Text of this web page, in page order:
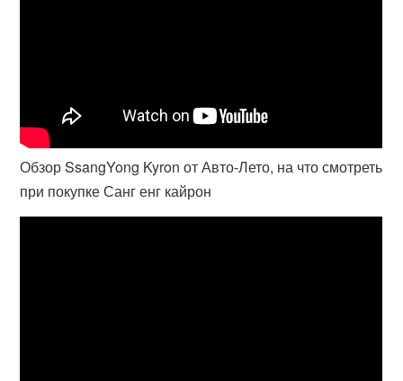
Обзор SsangYong Kyron от Авто-Лето, на что смотреть
при покупке Санг енг кайрон